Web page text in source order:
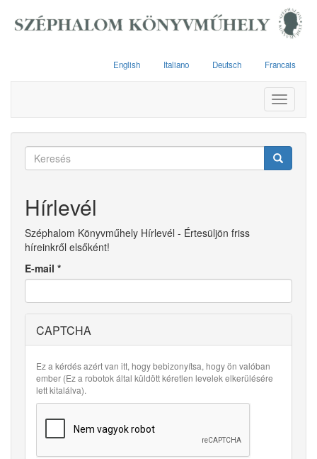
English Italiano Deutsch Francais
Toggle
Keresés
Hírlevél
Széphalom Könyvműhely Hírlevél - Értesüljön friss
híreinkről elsőként!
E-mail *
CAPTCHA
Ez a kérdés azért van itt, hogy bebizonyítsa, hogy ön valóban
ember (Ez a robotok által küldött kéretlen levelek elkerülésére
lett kitalálva).